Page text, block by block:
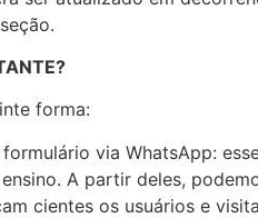
forma:
via WhatsApp:
A partir deles,
cientes os usuários e